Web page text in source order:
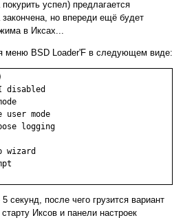
успел) предлагается
закончена, но впереди ещё будет
в Иксах...
меню BSD Loader'F в следующем виде:
disabled
mode
logging
wizard
после чего грузится вариант
Иксов и панели настроек